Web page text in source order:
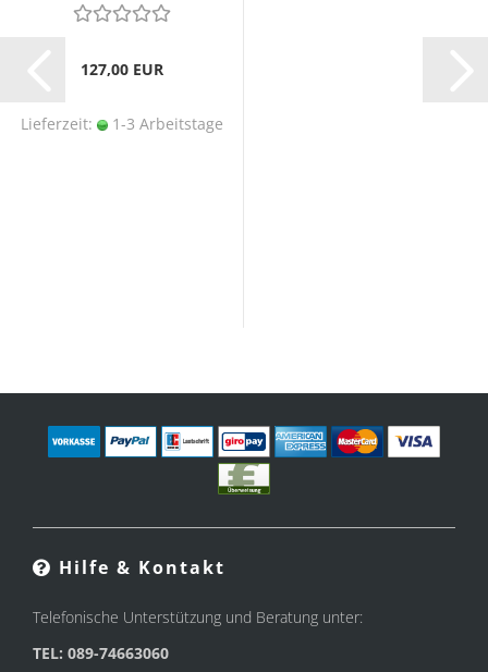
127,00 EUR
Lieferzeit: 1-3 Arbeitstage
Hilfe & Kontakt
Telefonische Unterstützung und Beratung unter:
TEL: 089-74663060